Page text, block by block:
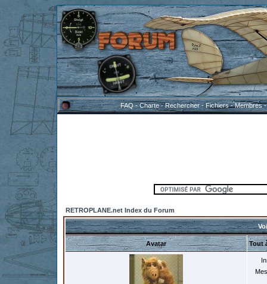
FAQ-Charte-Rechercher-Fichiers-Membres
RETROPLANE.net Index du Forum
Avatar Tout